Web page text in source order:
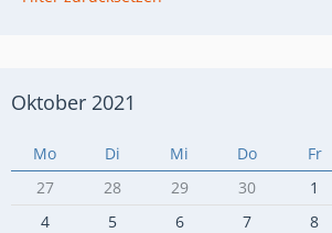
Oktober 2021
Mo Di Mi Do Fr
27
28 29 30 1
4
5 6 7 8